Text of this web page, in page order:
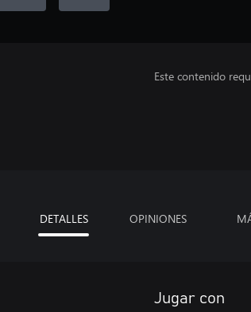
Este contenido
DETALLES OPINIONES
Jugar con